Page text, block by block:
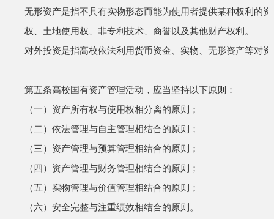
无形资产是指不具有实物形态而能为使用者提供某种权利的
权、土地使用权、非专利技术、商誉以及其他财产权利。
对外投资是指高校依法利用货币资金、实物、无形资产等对
第五条高校国有资产管理活动，应当坚持以下原则：
（一）资产所有权与使用权相分离的原则；
（二）依法管理与自主管理相结合的原则；
（三）资产管理与预算管理相结合的原则；
（四）资产管理与财务管理相结合的原则；
（五）实物管理与价值管理相结合的原则；
（六）安全完整与注重绩效相结合的原则。